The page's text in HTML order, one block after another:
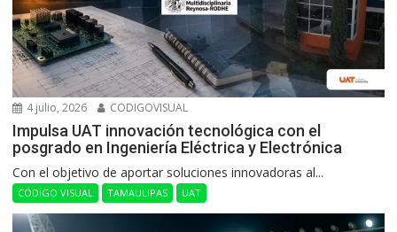
4 julio, 2026 CODIGOVISUAL
Impulsa UAT innovación tecnológica con el
posgrado en Ingeniería Eléctrica y Electrónica
Con el objetivo de aportar soluciones innovadoras al...
CÓDIGO VISUAL TAMAULIPAS UAT